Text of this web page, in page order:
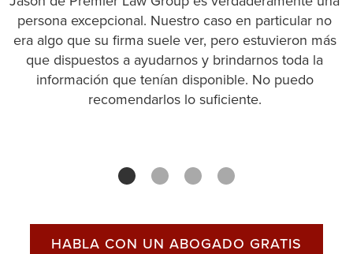
persona excepcional. Nuestro caso en particular no
era algo que su firma suele ver, pero estuvieron más
que dispuestos a ayudarnos y brindarnos toda la
información que tenían disponible. No puedo
recomendarlos lo suficiente.
HABLA CON UN ABOGADO GRATIS